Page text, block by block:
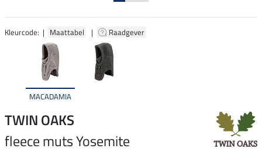
Kleurcode: | Maattabel | Raadgever
MACADAMIA
TWIN OAKS
fleece muts Yosemite